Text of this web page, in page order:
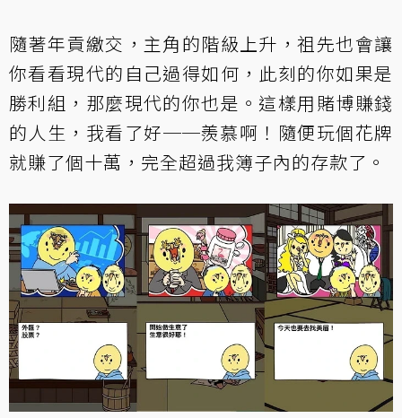
隨著年貢繳交，主角的階級上升，祖先也會讓
你看看現代的自己過得如何，此刻的你如果是
勝利組，那麼現代的你也是。這樣用賭博賺錢
的人生，我看了好──羨慕啊！隨便玩個花牌
就賺了個十萬，完全超過我簿子內的存款了。